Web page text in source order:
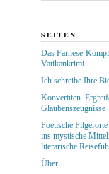
SEITEN
Das Farnese-
Vatikankrimi.
Ich schreibe Ihre
Konvertiten.
Glaubenszeugnisse
Poetische
ins mystische
literarische
Über